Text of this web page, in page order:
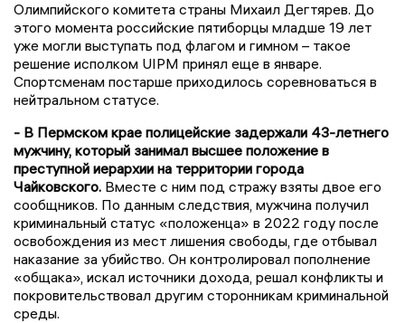
Олимпийского комитета страны Михаил Дегтярев. До
этого момента российские пятиборцы младше 19 лет
уже могли выступать под флагом и гимном – такое
решение исполком UIPM принял еще в январе.
Спортсменам постарше приходилось соревноваться в
нейтральном статусе.
- В Пермском крае полицейские задержали 43-летнего
мужчину, который занимал высшее положение в
преступной иерархии на территории города
Чайковского. Вместе с ним под стражу взяты двое его
сообщников. По данным следствия, мужчина получил
криминальный статус «положенца» в 2022 году после
освобождения из мест лишения свободы, где отбывал
наказание за убийство. Он контролировал пополнение
«общака», искал источники дохода, решал конфликты и
покровительствовал другим сторонникам криминальной
среды.